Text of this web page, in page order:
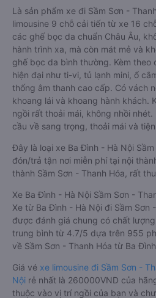
xe đi Sầm Sơn - Thanh Hóa
Dòng xe đi Sầm Sơn - Thanh Hóa
limousine 9 chỗ vip, chất lượng
Là sản phẩm xe đi Sầm Sơn -
limousine 9 chỗ cải tiến từ xe 16
các ghế bọc da chuẩn Châu Âu,
hành trình xa, mà còn mát mẻ và
ghế bọc da bình thường. Kèm theo
hiện đại như ti-vi, tủ lạnh mini, ổ
thống âm thanh cao cấp. Có vách
khoang lái và khoang hành khách.
ngồi rất thoải mái, không nhồi
cầu về sang trọng, thoải mái và
Đây là loại xe Ba Đình - Hà Nội Sầm
đón/trả tận nơi miễn phí tại nội
thành Sầm Sơn - Thanh Hóa, rất
Xe Ba Đình - Hà Nội Sầm Sơn -
Xe từ Ba Đình - Hà Nội đi Sầm Sơn -
được đánh giá chung có chất
trung bình từ 4.7/5 dựa trên 955
về Sầm Sơn - Thanh Hóa từ Ba